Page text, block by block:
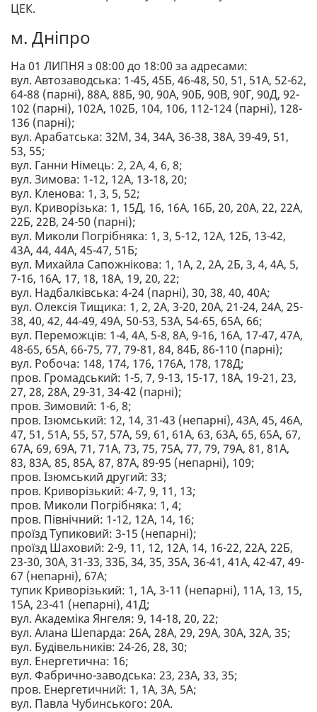
ЦЕК.
м. Дніпро
На 01 ЛИПНЯ з 08:00 до 18:00 за адресами:
вул. Автозаводська: 1-45, 45Б, 46-48, 50, 51, 51А, 52-62,
64-88 (парні), 88А, 88Б, 90, 90А, 90Б, 90В, 90Г, 90Д, 92-
102 (парні), 102А, 102Б, 104, 106, 112-124 (парні), 128-
136 (парні);
вул. Арабатська: 32М, 34, 34А, 36-38, 38А, 39-49, 51,
53, 55;
вул. Ганни Німець: 2, 2А, 4, 6, 8;
вул. Зимова: 1-12, 12А, 13-18, 20;
вул. Кленова: 1, 3, 5, 52;
вул. Криворізька: 1, 15Д, 16, 16А, 16Б, 20, 20А, 22, 22А,
22Б, 22В, 24-50 (парні);
вул. Миколи Погрібняка: 1, 3, 5-12, 12А, 12Б, 13-42,
43А, 44, 44А, 45-47, 51Б;
вул. Михайла Сапожнікова: 1, 1А, 2, 2А, 2Б, 3, 4, 4А, 5,
7-16, 16А, 17, 18, 18А, 19, 20, 22;
вул. Надбалківська: 4-24 (парні), 30, 38, 40, 40А;
вул. Олексія Тищика: 1, 2, 2А, 3-20, 20А, 21-24, 24А, 25-
38, 40, 42, 44-49, 49А, 50-53, 53А, 54-65, 65А, 66;
вул. Переможців: 1-4, 4А, 5-8, 8А, 9-16, 16А, 17-47, 47А,
48-65, 65А, 66-75, 77, 79-81, 84, 84Б, 86-110 (парні);
вул. Робоча: 148, 174, 176, 176А, 178, 178Д;
пров. Громадський: 1-5, 7, 9-13, 15-17, 18А, 19-21, 23,
27, 28, 28А, 29-31, 34-42 (парні);
пров. Зимовий: 1-6, 8;
пров. Ізюмський: 12, 14, 31-43 (непарні), 43А, 45, 46А,
47, 51, 51А, 55, 57, 57А, 59, 61, 61А, 63, 63А, 65, 65А, 67,
67А, 69, 69А, 71, 71А, 73, 75, 75А, 77, 79, 79А, 81, 81А,
83, 83А, 85, 85А, 87, 87А, 89-95 (непарні), 109;
пров. Ізюмський другий: 33;
пров. Криворізький: 4-7, 9, 11, 13;
пров. Миколи Погрібняка: 1, 4;
пров. Північний: 1-12, 12А, 14, 16;
проїзд Тупиковий: 3-15 (непарні);
проїзд Шаховий: 2-9, 11, 12, 12А, 14, 16-22, 22А, 22Б,
23-30, 30А, 31-33, 33Б, 34, 35, 35А, 36-41, 41А, 42-47, 49-
67 (непарні), 67А;
тупик Криворізький: 1, 1А, 3-11 (непарні), 11А, 13, 15,
15А, 23-41 (непарні), 41Д;
вул. Академіка Янгеля: 9, 14-18, 20, 22;
вул. Алана Шепарда: 26А, 28А, 29, 29А, 30А, 32А, 35;
вул. Будівельників: 24-26, 28, 30;
вул. Енергетична: 16;
вул. Фабрично-заводська: 23, 23А, 33, 35;
пров. Енергетичний: 1, 1А, 3А, 5А;
вул. Павла Чубинського: 20А.